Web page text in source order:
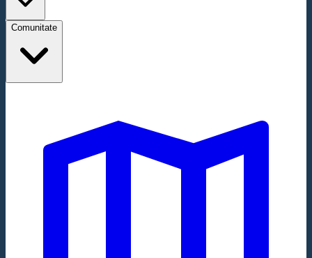
Comunitate